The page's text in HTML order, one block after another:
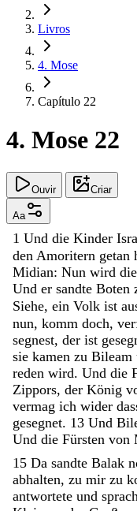
Livros
4. Mose
Capítulo 22
4. Mose 22
Ouvir Criar
Aa
1 Und die Kinder
den Amoritern getan
Midian: Nun wird
Und er sandte Boten
Siehe, ein Volk ist
nun, komm doch,
segnest, der ist
sie kamen zu Bileam
reden wird. Und die
Zippors, der König
vermag ich wider
gesegnet. 13 Und
Und die Fürsten von
15 Da sandte Balak
abhalten, zu mir zu
antwortete und sprach